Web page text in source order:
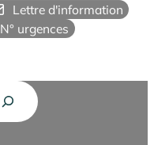
Lettre d'information
N° urgences